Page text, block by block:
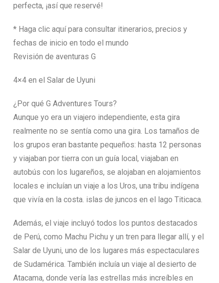
perfecta, ¡así que reservé!
* Haga clic aquí para consultar itinerarios, precios y
fechas de inicio en todo el mundo
Revisión de aventuras G
4×4 en el Salar de Uyuni
¿Por qué G Adventures Tours?
Aunque yo era un viajero independiente, esta gira
realmente no se sentía como una gira. Los tamaños de
los grupos eran bastante pequeños: hasta 12 personas
y viajaban por tierra con un guía local, viajaban en
autobús con los lugareños, se alojaban en alojamientos
locales e incluían un viaje a los Uros, una tribu indígena
que vivía en la costa. islas de juncos en el lago Titicaca.
Además, el viaje incluyó todos los puntos destacados
de Perú, como Machu Pichu y un tren para llegar allí, y el
Salar de Uyuni, uno de los lugares más espectaculares
de Sudamérica. También incluía un viaje al desierto de
Atacama, donde vería las estrellas más increíbles en